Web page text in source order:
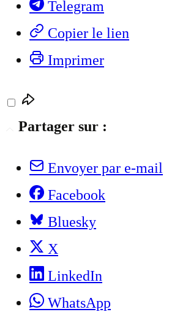
Telegram
Copier le lien
Imprimer
Partager sur :
Envoyer par e-mail
Facebook
Bluesky
X
LinkedIn
WhatsApp